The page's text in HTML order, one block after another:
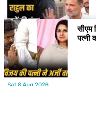
Sat,8 Aug 2026